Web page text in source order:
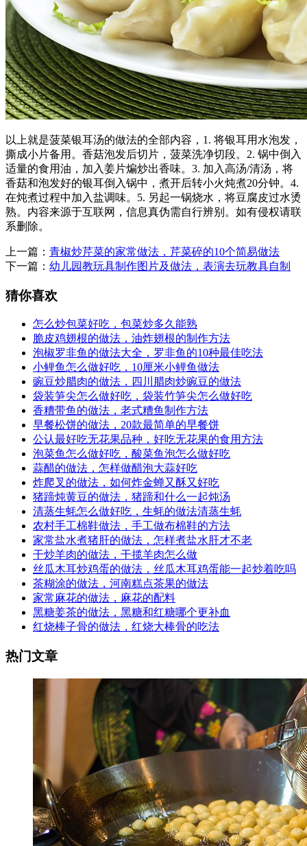
以上就是菠菜银耳汤的做法的全部内容，1. 将银耳用水泡发，
撕成小片备用。香菇泡发后切片，菠菜洗净切段。2. 锅中倒入
适量的食用油，加入姜片煸炒出香味。3. 加入高汤/清汤，将
香菇和泡发好的银耳倒入锅中，煮开后转小火炖煮20分钟。4.
在炖煮过程中加入盐调味。5. 另起一锅烧水，将豆腐皮过水烫
熟。内容来源于互联网，信息真伪需自行辨别。如有侵权请联
系删除。
上一篇： 青椒炒芹菜的家常做法，芹菜碎的10个简易做法
下一篇： 幼儿园教玩具制作图片及做法，表演去玩教具自制
猜你喜欢
怎么炒包菜好吃，包菜炒多久能熟
脆皮鸡翅根的做法，油炸翅根的制作方法
泡椒罗非鱼的做法大全，罗非鱼的10种最佳吃法
小鲤鱼怎么做好吃，10厘米小鲤鱼做法
豌豆炒腊肉的做法，四川腊肉炒豌豆的做法
袋装笋尖怎么做好吃，袋装竹笋尖怎么做好吃
香糟带鱼的做法，老式糟鱼制作方法
早餐松饼的做法，20款最简单的早餐饼
公认最好吃无花果品种，好吃无花果的食用方法
泡菜鱼怎么做好吃，酸菜鱼泡怎么做好吃
蒜醋的做法，怎样做醋泡大蒜好吃
炸爬叉的做法，如何炸金蝉又酥又好吃
猪蹄炖黄豆的做法，猪蹄和什么一起炖汤
清蒸生蚝怎么做好吃，生蚝的做法清蒸生蚝
农村手工棉鞋做法，手工做布棉鞋的方法
家常盐水煮猪肝的做法，怎样煮盐水肝才不老
干炒羊肉的做法，干揽羊肉怎么做
丝瓜木耳炒鸡蛋的做法，丝瓜木耳鸡蛋能一起炒着吃吗
茶糊涂的做法，河南糕点茶果的做法
家常麻花的做法，麻花的配料
黑糖姜茶的做法，黑糖和红糖哪个更补血
红烧棒子骨的做法，红烧大棒骨的吃法
热门文章